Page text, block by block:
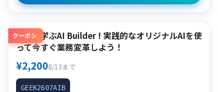
クーポン
作って学ぶAI Builder ! 実践的なオリジナルAIを使
って今すぐ業務変革しよう！
¥2,2008/13まで
GEEK2607AIB